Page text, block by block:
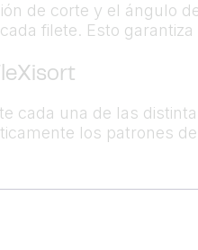
de corte y el ángulo
filete. Esto
cada una de las
los patrones